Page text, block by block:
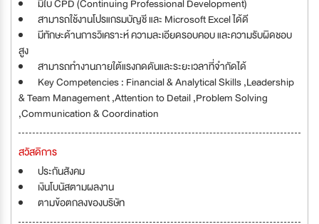
มีใบ CPD (Continuing Professional Development)
สามารถใช้งานโปรแกรมบัญชี และ Microsoft Excel ได้ดี
มีทักษะด้านการวิเคราะห์ ความละเอียดรอบคอบ และความรับผิดชอบ
สูง
สามารถทำงานภายใต้แรงกดดันและระยะเวลาที่จำกัดได้
Key Competencies : Financial & Analytical Skills ,Leadership
& Team Management ,Attention to Detail ,Problem Solving
,Communication & Coordination
สวัสดิการ
ประกันสังคม
เงินโบนัสตามผลงาน
ตามข้อตกลงของบริษัท